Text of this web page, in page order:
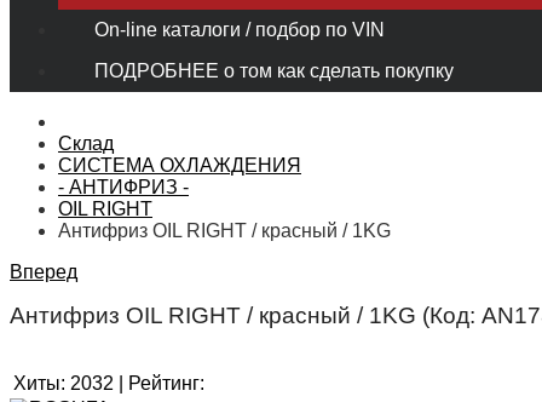
On-line каталоги / подбор по VIN
ПОДРОБНЕЕ о том как сделать покупку
Склад
СИСТЕМА ОХЛАЖДЕНИЯ
- АНТИФРИЗ -
OIL RIGHT
Антифриз OIL RIGHT / красный / 1KG
Вперед
Антифриз OIL RIGHT / красный / 1KG (Код:
Хиты: 2032 Рейтинг: